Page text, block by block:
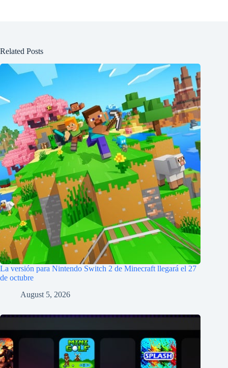
Related Posts
La versión para Nintendo Switch 2 de Minecraft llegará el 27
de octubre
August 5, 2026